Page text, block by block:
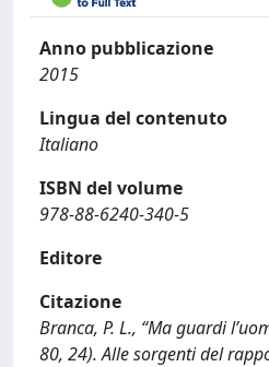
Anno pubblicazione
2015
Lingua del contenuto
Italiano
ISBN del volume
978-88-6240-340-5
Editore
Citazione
Branca, P. L., “Ma guardi
80, 24). Alle sorgenti del